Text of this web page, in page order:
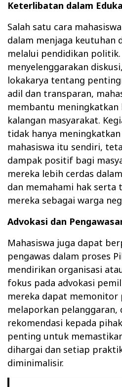
Keterlibatan dalam
Salah satu cara
dalam menjaga keutuhan
melalui pendidikan politik.
menyelenggarakan
lokakarya tentang
adil dan transparan,
membantu
kalangan masyarakat.
tidak hanya
mahasiswa itu sendiri,
dampak positif bagi
mereka lebih cerdas
dan memahami hak serta
mereka sebagai warga
Advokasi dan
Mahasiswa juga dapat
pengawas dalam proses
mendirikan organisasi
fokus pada advokasi
mereka dapat memonitor
melaporkan pelanggaran,
rekomendasi kepada
penting untuk
dihargai dan setiap
diminimalisir.